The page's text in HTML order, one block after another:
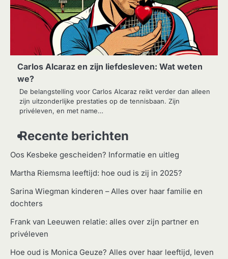
Carlos Alcaraz en zijn liefdesleven: Wat weten
we?
De belangstelling voor Carlos Alcaraz reikt verder dan alleen
zijn uitzonderlijke prestaties op de tennisbaan. Zijn
privéleven, en met name…
Recente berichten
Oos Kesbeke gescheiden? Informatie en uitleg
Martha Riemsma leeftijd: hoe oud is zij in 2025?
Sarina Wiegman kinderen – Alles over haar familie en
dochters
Frank van Leeuwen relatie: alles over zijn partner en
privéleven
Hoe oud is Monica Geuze? Alles over haar leeftijd, leven